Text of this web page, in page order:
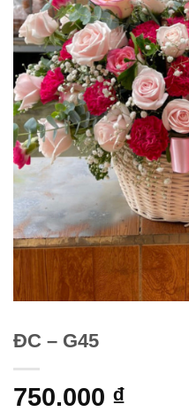
ĐC – G45
750.000 ₫